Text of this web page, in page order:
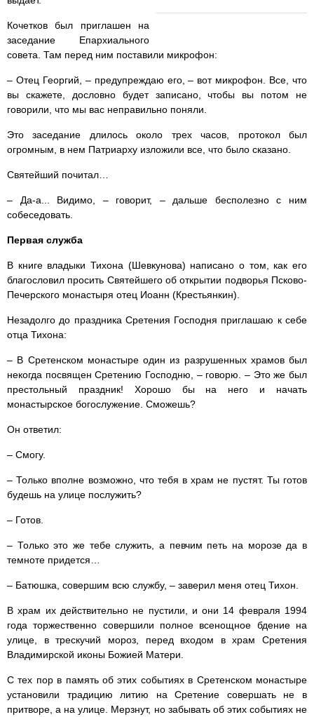
Кочетков был приглашен на
заседание Епархиального
совета. Там перед ним поставили микрофон:
– Отец Георгий, – предупреждаю его, – вот микрофон. Все, что
вы скажете, дословно будет записано, чтобы вы потом не
говорили, что мы вас неправильно поняли.
Это заседание длилось около трех часов, протокол был
огромным, в нем Патриарху изложили все, что было сказано.
Святейший почитал…
– Да-а... Видимо, – говорит, – дальше бесполезно с ним
собеседовать.
Первая служба
В книге владыки Тихона (Шевкунова) написано о том, как его
благословил просить Святейшего об открытии подворья Псково-
Печерского монастыря отец Иоанн (Крестьянкин).
Незадолго до праздника Сретения Господня приглашаю к себе
отца Тихона:
– В Сретенском монастыре один из разрушенных храмов был
некогда посвящен Сретению Господню, – говорю. – Это же был
престольный праздник! Хорошо бы на него и начать
монастырское богослужение. Сможешь?
Он ответил:
– Смогу.
– Только вполне возможно, что тебя в храм не пустят. Ты готов
будешь на улице послужить?
– Готов.
– Только это же тебе служить, а певчим петь на морозе да в
темноте придется…
– Батюшка, совершим всю службу, – заверил меня отец Тихон.
В храм их действительно не пустили, и они 14 февраля 1994
года торжественно совершили полное всенощное бдение на
улице, в трескучий мороз, перед входом в храм Сретения
Владимирской иконы Божией Матери.
С тех пор в память об этих событиях в Сретенском монастыре
установили традицию литию на Сретение совершать не в
притворе, а на улице. Мерзнут, но забывать об этих событиях не